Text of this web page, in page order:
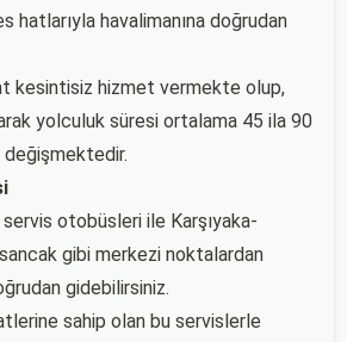
hatlarıyla havalimanına doğrudan
kesintisiz hizmet vermekte olup,
yolculuk süresi ortalama 45 ila 90
değişmektedir.
otobüsleri ile Karşıyaka-
gibi merkezi noktalardan
gidebilirsiniz.
sahip olan bu servislerle